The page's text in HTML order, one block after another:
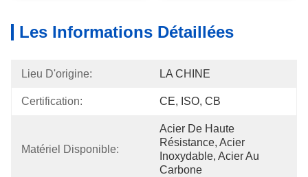
Les Informations Détaillées
Lieu D'origine: LA CHINE
Certification: CE, ISO, CB
Matériel Disponible:
Acier De Haute
Résistance, Acier
Inoxydable, Acier Au
Carbone